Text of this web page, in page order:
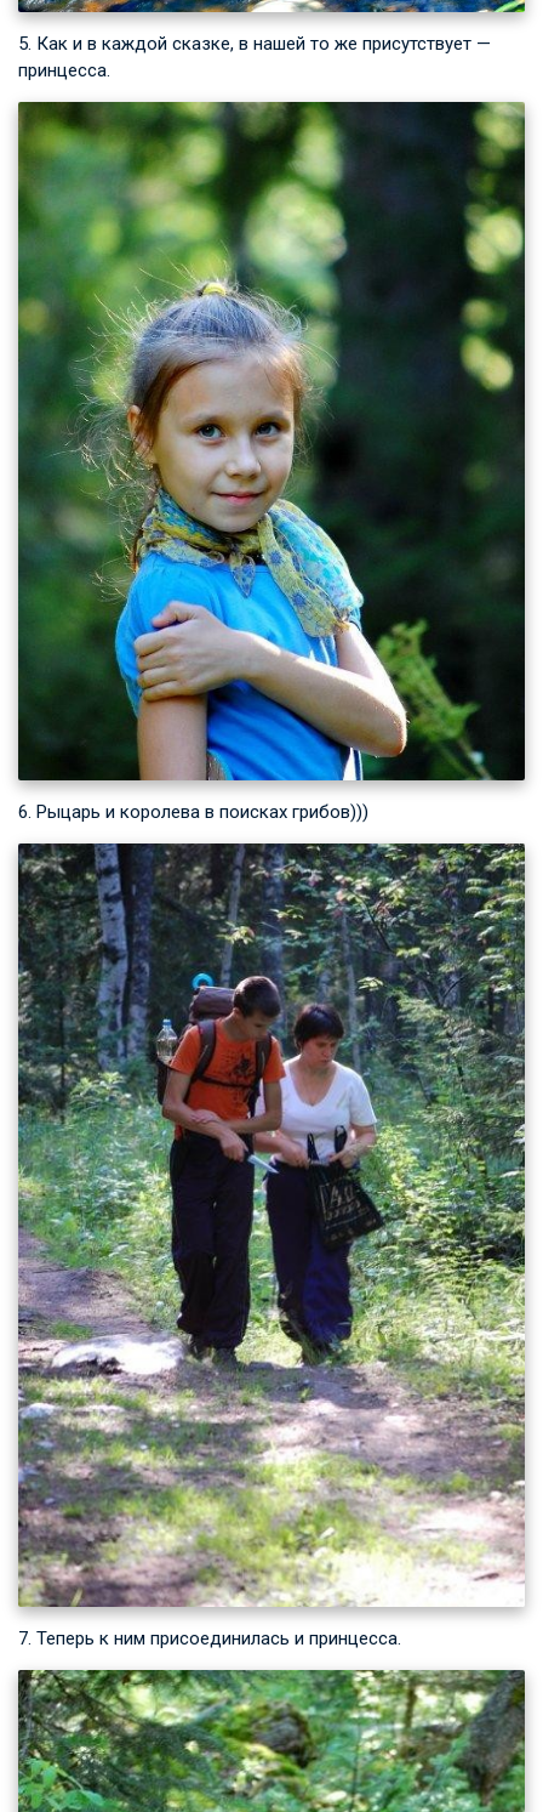
5. Как и в каждой сказке, в нашей то же присутствует —
принцесса.
6. Рыцарь и королева в поисках грибов)))
7. Теперь к ним присоединилась и принцесса.